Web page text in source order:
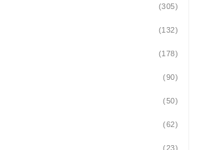
(305)
(132)
(178)
(90)
(50)
(62)
(23)